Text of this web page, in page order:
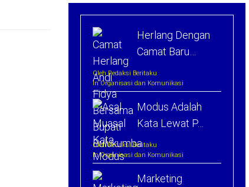
Herlang Dengan
Camat Baru…
Oleh Redaksi Beritaku
In Organisasi dan Komunikasi
Modus Adalah
Kata Lewat P…
Oleh Redaksi Beritaku
In Organisasi dan Komunikasi
Marketing